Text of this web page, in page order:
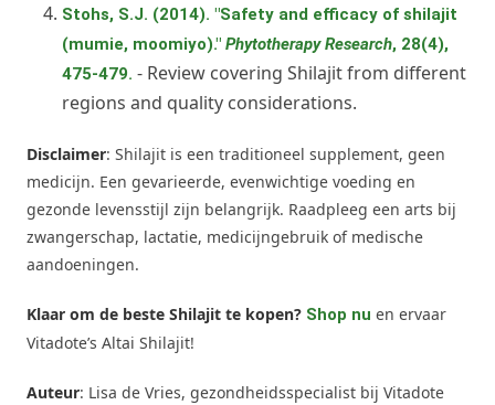
Stohs, S.J. (2014). "Safety and efficacy of shilajit
(mumie, moomiyo)." Phytotherapy Research, 28(4),
475-479. - Review covering Shilajit from different
regions and quality considerations.
Disclaimer: Shilajit is een traditioneel supplement, geen
medicijn. Een gevarieerde, evenwichtige voeding en
gezonde levensstijl zijn belangrijk. Raadpleeg een arts bij
zwangerschap, lactatie, medicijngebruik of medische
aandoeningen.
Klaar om de beste Shilajit te kopen? Shop nu en ervaar
Vitadote’s Altai Shilajit!
Auteur: Lisa de Vries, gezondheidsspecialist bij Vitadote